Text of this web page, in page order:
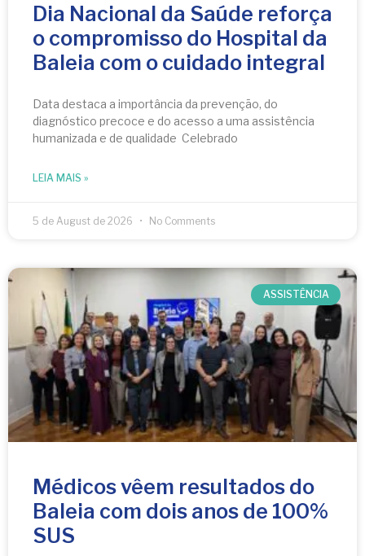
Dia Nacional da Saúde reforça
o compromisso do Hospital da
Baleia com o cuidado integral
Data destaca a importância da prevenção, do
diagnóstico precoce e do acesso a uma assistência
humanizada e de qualidade Celebrado
LEIA MAIS »
5 de August de 2026 No Comments
ASSISTÊNCIA
Médicos vêem resultados do
Baleia com dois anos de 100%
SUS